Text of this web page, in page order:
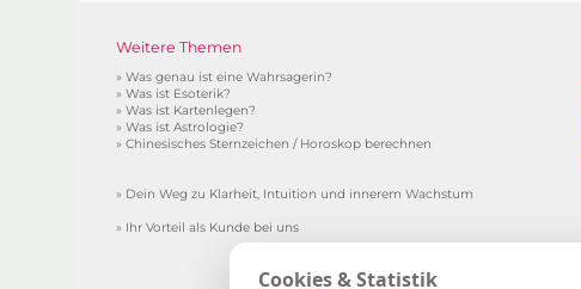
Weitere Themen
»Was genau ist eine Wahrsagerin?
»Was ist Esoterik?
»Was ist Kartenlegen?
»Was ist Astrologie?
»Chinesisches Sternzeichen / Horoskop berechnen
» Dein Weg zu Klarheit, Intuition und innerem Wachstum
» Ihr Vorteil als Kunde bei uns
Cookies & Statistik